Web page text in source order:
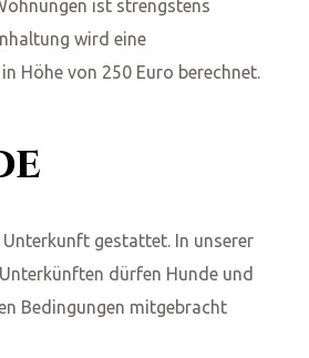
ist strengstens
wird eine
Höhe von 250 Euro berechnet.
gestattet. In unserer
dürfen Hunde und
Bedingungen mitgebracht